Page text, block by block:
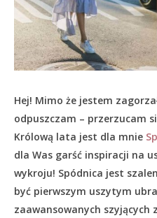
Hej! Mimo że jestem
odpuszczam – przerzucam
Królową lata jest dla mnie
dla Was garść inspiracji na
wykroju! Spódnica jest
być pierwszym uszytym
zaawansowanych szyjących